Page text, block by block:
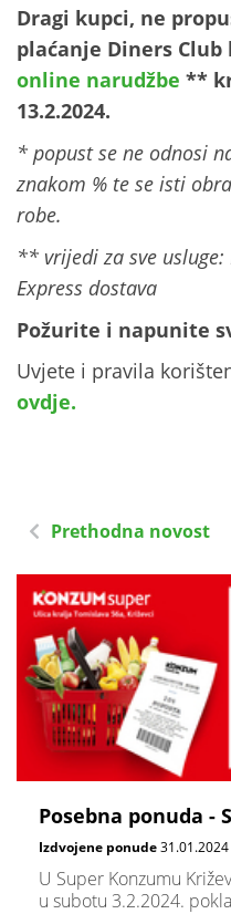
Dragi kupci, ne
plaćanje Diners
online narudžbe **
13.2.2024.
* popust se ne odnosi
znakom % te se isti
robe.
** vrijedi za sve usluge:
Express dostava
Požurite i napunite
Uvjete i pravila
ovdje.
Prethodna novost
Posebna ponuda -
Izdvojene ponude31.01.2024
U Super Konzumu
u subotu 3.2.2024.